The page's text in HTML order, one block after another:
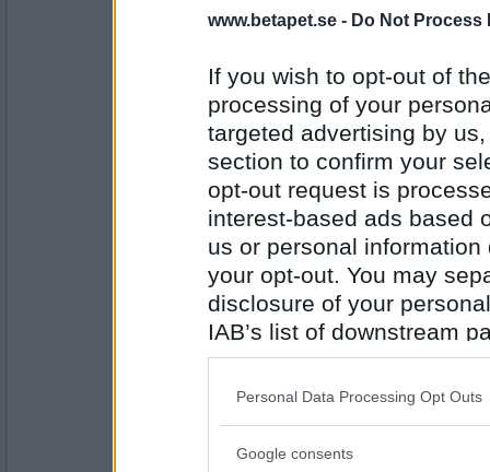
www.betapet.se - Do Not Process
If you wish to opt-out of
processing of your
targeted advertising by
section to confirm your
opt-out request is
interest-based ads based
us or personal
your opt-out. You may
disclosure of your
IAB’s list of downstream
also be disclosed by us
Downstream Participants
Please note that this
Personal Data Processing Opt Outs
Google consents
Wulfenia- Ej medlem längre
Antal inlägg:
1898
Antal inlägg:
4593
Jo eller kanske inte, hm